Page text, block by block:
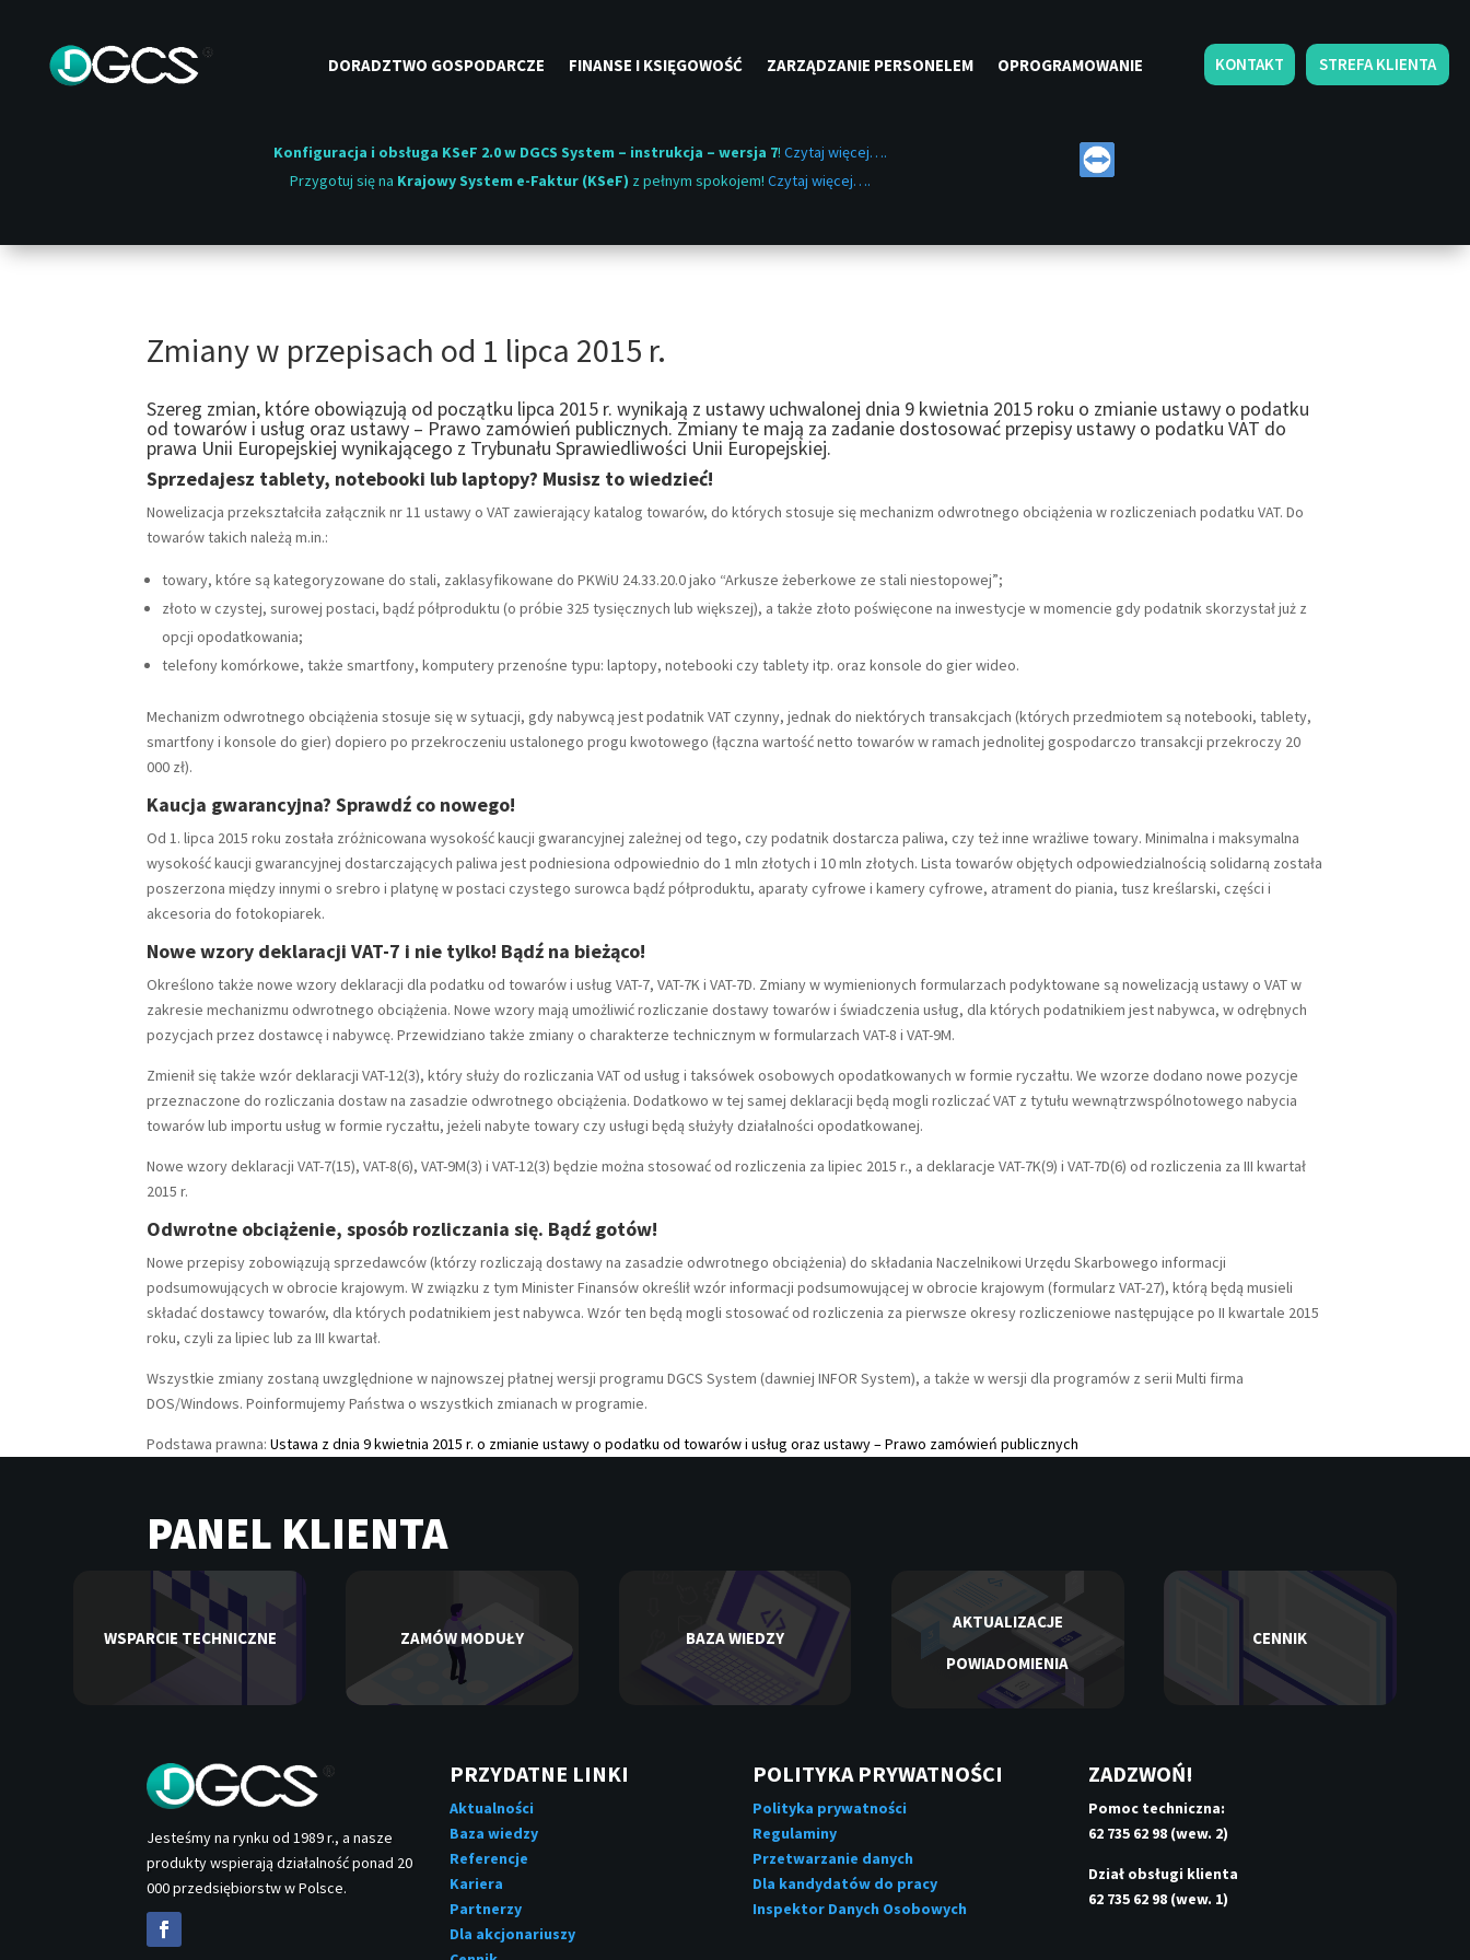
DORADZTWO GOSPODARCZE FINANSE I KSIĘGOWOŚĆ ZARZĄDZANIE PERSONELEM OPROGRAMOWANIE KONTAKT STREFA KLIENTA
Konfiguracja i obsługa KSeF 2.0 w DGCS System – instrukcja – wersja 7! Czytaj więcej….
Przygotuj się na Krajowy System e-Faktur (KSeF) z pełnym spokojem! Czytaj więcej….
Zmiany w przepisach od 1 lipca 2015 r.
Szereg zmian, które obowiązują od początku lipca 2015 r. wynikają z ustawy uchwalonej dnia 9 kwietnia 2015 roku o zmianie ustawy o podatku
od towarów i usług oraz ustawy – Prawo zamówień publicznych. Zmiany te mają za zadanie dostosować przepisy ustawy o podatku VAT do
prawa Unii Europejskiej wynikającego z Trybunału Sprawiedliwości Unii Europejskiej.
Sprzedajesz tablety, notebooki lub laptopy? Musisz to wiedzieć!
Nowelizacja przekształciła załącznik nr 11 ustawy o VAT zawierający katalog towarów, do których stosuje się mechanizm odwrotnego obciążenia w rozliczeniach podatku VAT. Do
towarów takich należą m.in.:
towary, które są kategoryzowane do stali, zaklasyfikowane do PKWiU 24.33.20.0 jako “Arkusze żeberkowe ze stali niestopowej”;
złoto w czystej, surowej postaci, bądź półproduktu (o próbie 325 tysięcznych lub większej), a także złoto poświęcone na inwestycje w momencie gdy podatnik skorzystał już z
opcji opodatkowania;
telefony komórkowe, także smartfony, komputery przenośne typu: laptopy, notebooki czy tablety itp. oraz konsole do gier wideo.
Mechanizm odwrotnego obciążenia stosuje się w sytuacji, gdy nabywcą jest podatnik VAT czynny, jednak do niektórych transakcjach (których przedmiotem są notebooki, tablety,
smartfony i konsole do gier) dopiero po przekroczeniu ustalonego progu kwotowego (łączna wartość netto towarów w ramach jednolitej gospodarczo transakcji przekroczy 20
000 zł).
Kaucja gwarancyjna? Sprawdź co nowego!
Od 1. lipca 2015 roku została zróżnicowana wysokość kaucji gwarancyjnej zależnej od tego, czy podatnik dostarcza paliwa, czy też inne wrażliwe towary. Minimalna i maksymalna
wysokość kaucji gwarancyjnej dostarczających paliwa jest podniesiona odpowiednio do 1 mln złotych i 10 mln złotych. Lista towarów objętych odpowiedzialnością solidarną została
poszerzona między innymi o srebro i platynę w postaci czystego surowca bądź półproduktu, aparaty cyfrowe i kamery cyfrowe, atrament do piania, tusz kreślarski, części i
akcesoria do fotokopiarek.
Nowe wzory deklaracji VAT-7 i nie tylko! Bądź na bieżąco!
Określono także nowe wzory deklaracji dla podatku od towarów i usług VAT-7, VAT-7K i VAT-7D. Zmiany w wymienionych formularzach podyktowane są nowelizacją ustawy o VAT w
zakresie mechanizmu odwrotnego obciążenia. Nowe wzory mają umożliwić rozliczanie dostawy towarów i świadczenia usług, dla których podatnikiem jest nabywca, w odrębnych
pozycjach przez dostawcę i nabywcę. Przewidziano także zmiany o charakterze technicznym w formularzach VAT-8 i VAT-9M.
Zmienił się także wzór deklaracji VAT-12(3), który służy do rozliczania VAT od usług i taksówek osobowych opodatkowanych w formie ryczałtu. We wzorze dodano nowe pozycje
przeznaczone do rozliczania dostaw na zasadzie odwrotnego obciążenia. Dodatkowo w tej samej deklaracji będą mogli rozliczać VAT z tytułu wewnątrzwspólnotowego nabycia
towarów lub importu usług w formie ryczałtu, jeżeli nabyte towary czy usługi będą służyły działalności opodatkowanej.
Nowe wzory deklaracji VAT-7(15), VAT-8(6), VAT-9M(3) i VAT-12(3) będzie można stosować od rozliczenia za lipiec 2015 r., a deklaracje VAT-7K(9) i VAT-7D(6) od rozliczenia za III kwartał
2015 r.
Odwrotne obciążenie, sposób rozliczania się. Bądź gotów!
Nowe przepisy zobowiązują sprzedawców (którzy rozliczają dostawy na zasadzie odwrotnego obciążenia) do składania Naczelnikowi Urzędu Skarbowego informacji
podsumowujących w obrocie krajowym. W związku z tym Minister Finansów określił wzór informacji podsumowującej w obrocie krajowym (formularz VAT-27), którą będą musieli
składać dostawcy towarów, dla których podatnikiem jest nabywca. Wzór ten będą mogli stosować od rozliczenia za pierwsze okresy rozliczeniowe następujące po II kwartale 2015
roku, czyli za lipiec lub za III kwartał.
Wszystkie zmiany zostaną uwzględnione w najnowszej płatnej wersji programu DGCS System (dawniej INFOR System), a także w wersji dla programów z serii Multi firma
DOS/Windows. Poinformujemy Państwa o wszystkich zmianach w programie.
Podstawa prawna:Ustawa z dnia 9 kwietnia 2015 r. o zmianie ustawy o podatku od towarów i usług oraz ustawy – Prawo zamówień publicznych
PANEL KLIENTA
WSPARCIE TECHNICZNE ZAMÓW MODUŁY BAZA WIEDZY
AKTUALIZACJE
POWIADOMIENIA
CENNIK
Jesteśmy na rynku od 1989 r., a nasze
produkty wspierają działalność ponad 20
000 przedsiębiorstw w Polsce.
PRZYDATNE LINKI
Aktualności
Baza wiedzy
Referencje
Kariera
Partnerzy
Dla akcjonariuszy
POLITYKA PRYWATNOŚCI
Polityka prywatności
Regulaminy
Przetwarzanie danych
Dla kandydatów do pracy
Inspektor Danych Osobowych
ZADZWOŃ!
Pomoc techniczna:
62 735 62 98 (wew. 2)
Dział obsługi klienta
62 735 62 98 (wew. 1)